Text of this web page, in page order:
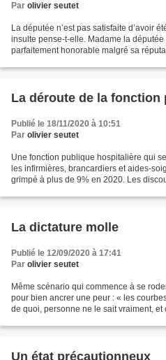
Par olivier seutet
La députée n’est pas satisfaite d’avoir
insulte pense-t-elle. Madame la
parfaitement honorable malgré sa
La déroute de la fonction
Publié le 18/11/2020 à 10:51
Par olivier seutet
Une fonction publique hospitalière qui
les infirmières, brancardiers et aides-
grimpé à plus de 9% en 2020. Les
La dictature molle
Publié le 12/09/2020 à 17:41
Par olivier seutet
Même scénario qui commence à se
pour bien ancrer une peur : « les
de quoi, personne ne le sait vraiment, et
Un état précautionneux